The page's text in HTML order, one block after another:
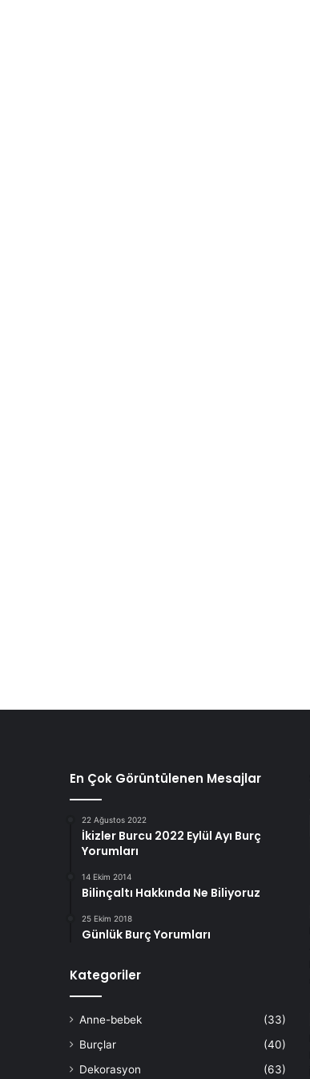
En Çok Görüntülenen Mesajlar
22 Ağustos 2022
İkizler Burcu 2022 Eylül Ayı Burç
Yorumları
14 Ekim 2014
Bilinçaltı Hakkında Ne Biliyoruz
25 Ekim 2018
Günlük Burç Yorumları
Kategoriler
Anne-bebek
(33)
Burçlar
(40)
Dekorasyon
(63)